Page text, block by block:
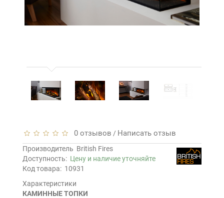
0 отзывов / Написать отзыв
Производитель British Fires
Доступность: Цену и наличие уточняйте
Код товара: 10931
Характеристики
КАМИННЫЕ ТОПКИ